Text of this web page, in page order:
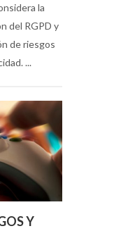
la
del RGPD y
de riesgos
...
Y